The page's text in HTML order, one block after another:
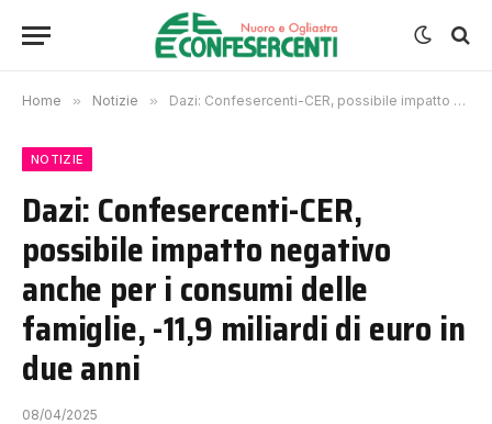
Home » Notizie » Dazi: Confesercenti-CER, possibile impatto negativo anche per i consumi delle famiglie, -11,9 miliardi di euro in due anni
NOTIZIE
Dazi: Confesercenti-CER,
possibile impatto negativo
anche per i consumi delle
famiglie, -11,9 miliardi di euro in
due anni
08/04/2025